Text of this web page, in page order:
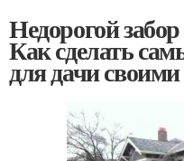
Недорогой
Как сделать
для дачи